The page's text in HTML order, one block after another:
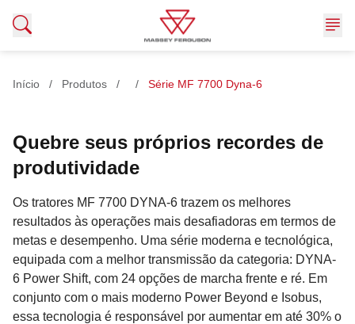
SÉRIE MF 7700 DYNA-6
Início / Produtos / / Série MF 7700 Dyna-6
Quebre seus próprios recordes de
produtividade
Os tratores MF 7700 DYNA-6 trazem os melhores
resultados às operações mais desafiadoras em termos de
metas e desempenho. Uma série moderna e tecnológica,
equipada com a melhor transmissão da categoria: DYNA-
6 Power Shift, com 24 opções de marcha frente e ré. Em
conjunto com o mais moderno Power Beyond e Isobus,
essa tecnologia é responsável por aumentar em até 30% o